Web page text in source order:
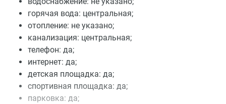
горячая вода: центральная;
отопление: не указано;
канализация: центральная;
телефон: да;
интернет: да;
детская площадка: да;
спортивная площадка: да;
парковка: да;